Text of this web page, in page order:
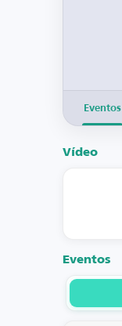
Eventos
Vídeo
Eventos